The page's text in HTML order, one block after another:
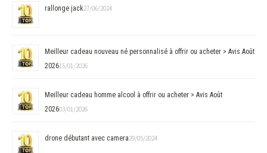
rallonge jack27/06/2024
Meilleur cadeau nouveau né personnalisé à offrir ou acheter > Avis Août
202615/01/2026
Meilleur cadeau homme alcool à offrir ou acheter > Avis Août
202603/01/2026
drone débutant avec camera29/05/2024